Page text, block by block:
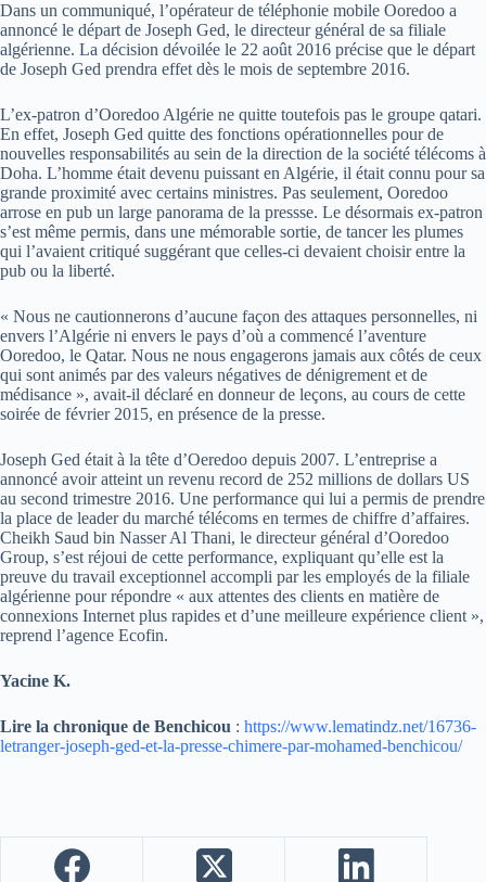
Dans un communiqué, l’opérateur de téléphonie mobile Ooredoo a
annoncé le départ de Joseph Ged, le directeur général de sa filiale
algérienne. La décision dévoilée le 22 août 2016 précise que le départ
de Joseph Ged prendra effet dès le mois de septembre 2016.
L’ex-patron d’Ooredoo Algérie ne quitte toutefois pas le groupe qatari.
En effet, Joseph Ged quitte des fonctions opérationnelles pour de
nouvelles responsabilités au sein de la direction de la société télécoms à
Doha. L’homme était devenu puissant en Algérie, il était connu pour sa
grande proximité avec certains ministres. Pas seulement, Ooredoo
arrose en pub un large panorama de la pressse. Le désormais ex-patron
s’est même permis, dans une mémorable sortie, de tancer les plumes
qui l’avaient critiqué suggérant que celles-ci devaient choisir entre la
pub ou la liberté.
« Nous ne cautionnerons d’aucune façon des attaques personnelles, ni
envers l’Algérie ni envers le pays d’où a commencé l’aventure
Ooredoo, le Qatar. Nous ne nous engagerons jamais aux côtés de ceux
qui sont animés par des valeurs négatives de dénigrement et de
médisance », avait-il déclaré en donneur de leçons, au cours de cette
soirée de février 2015, en présence de la presse.
Joseph Ged était à la tête d’Oeredoo depuis 2007. L’entreprise a
annoncé avoir atteint un revenu record de 252 millions de dollars US
au second trimestre 2016. Une performance qui lui a permis de prendre
la place de leader du marché télécoms en termes de chiffre d’affaires.
Cheikh Saud bin Nasser Al Thani, le directeur général d’Ooredoo
Group, s’est réjoui de cette performance, expliquant qu’elle est la
preuve du travail exceptionnel accompli par les employés de la filiale
algérienne pour répondre « aux attentes des clients en matière de
connexions Internet plus rapides et d’une meilleure expérience client »,
reprend l’agence Ecofin.
Yacine K.
Lire la chronique de Benchicou : https://www.lematindz.net/16736-
letranger-joseph-ged-et-la-presse-chimere-par-mohamed-benchicou/